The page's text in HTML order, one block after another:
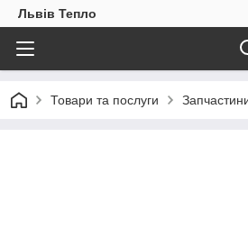
Львів Тепло
Товари та послуги